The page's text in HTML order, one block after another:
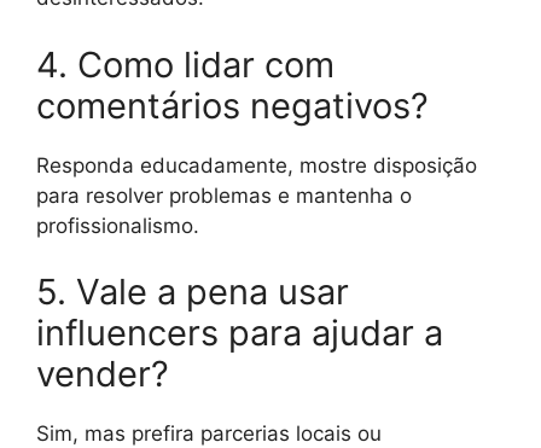
4. Como lidar com
comentários negativos?
Responda educadamente, mostre disposição
para resolver problemas e mantenha o
profissionalismo.
5. Vale a pena usar
influencers para ajudar a
vender?
Sim, mas prefira parcerias locais ou